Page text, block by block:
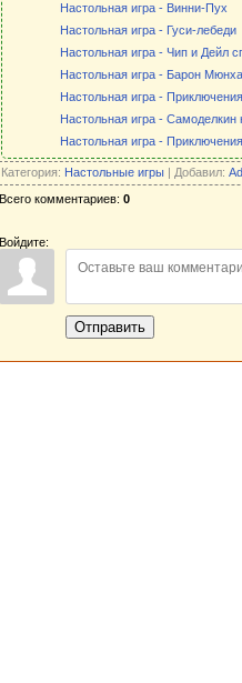
Настольная игра - Винни-Пух
Настольная игра - Гуси-лебеди
Настольная игра - Чип и Дейл
Настольная игра - Барон
Настольная игра -
Настольная игра -
Настольная игра -
Категория: Настольные игры | Добавил:
Всего комментариев: 0
Войдите:
Отправить